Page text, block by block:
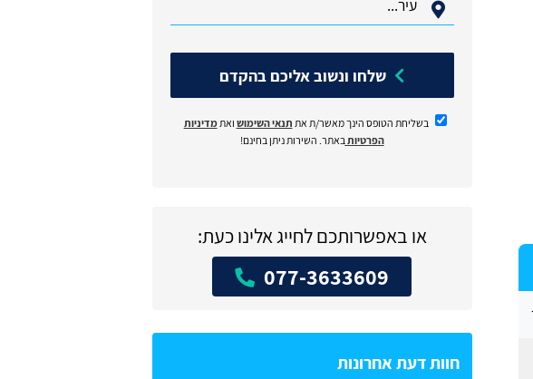
שלחו ונשוב אליכם בהקדם
בשליחת הטופס הינך מאשר/ת את תנאי השימוש ואתמדיניות
הפרטיותבאתר. השירות ניתן בחינם!
או באפשרותכם לחייג אלינו כעת:
077-3633609
חוות דעת אחרונות